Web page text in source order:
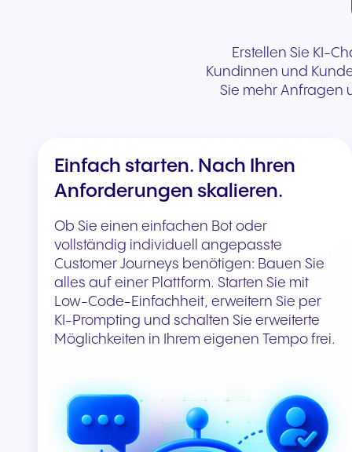
Erstellen Sie KI-
Kundinnen und
Sie mehr Anfragen
Einfach starten. Nach Ihren
Anforderungen skalieren.
Ob Sie einen einfachen Bot oder
vollständig individuell angepasste
Customer Journeys benötigen: Bauen Sie
alles auf einer Plattform. Starten Sie mit
Low-Code-Einfachheit, erweitern Sie per
KI-Prompting und schalten Sie erweiterte
Möglichkeiten in Ihrem eigenen Tempo frei.